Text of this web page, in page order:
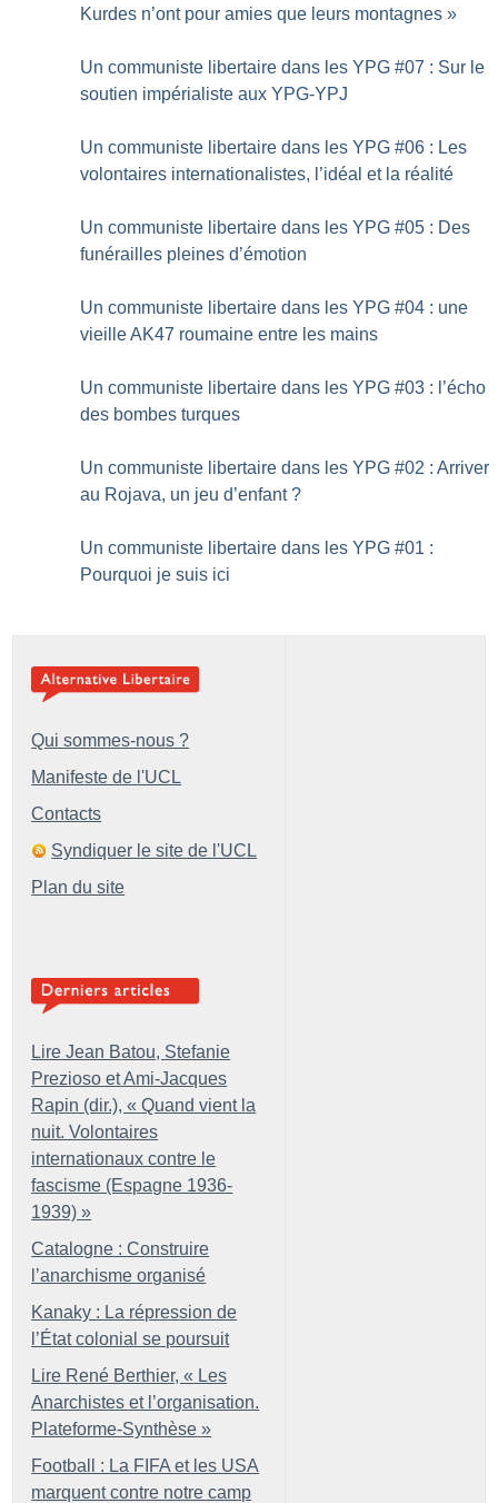
Kurdes n’ont pour amies que leurs montagnes »
Un communiste libertaire dans les YPG #07 : Sur le
soutien impérialiste aux YPG-YPJ
Un communiste libertaire dans les YPG #06 : Les
volontaires internationalistes, l’idéal et la réalité
Un communiste libertaire dans les YPG #05 : Des
funérailles pleines d’émotion
Un communiste libertaire dans les YPG #04 : une
vieille AK47 roumaine entre les mains
Un communiste libertaire dans les YPG #03 : l’écho
des bombes turques
Un communiste libertaire dans les YPG #02 : Arriver
au Rojava, un jeu d’enfant ?
Un communiste libertaire dans les YPG #01 :
Pourquoi je suis ici
Qui sommes-nous ?
Manifeste de l'UCL
Contacts
Syndiquer le site de l'UCL
Plan du site
Lire Jean Batou, Stefanie
Prezioso et Ami-Jacques
Rapin (dir.), « Quand vient la
nuit. Volontaires
internationaux contre le
fascisme (Espagne 1936-
1939) »
Catalogne : Construire
l’anarchisme organisé
Kanaky : La répression de
l’État colonial se poursuit
Lire René Berthier, « Les
Anarchistes et l’organisation.
Plateforme-Synthèse »
Football : La FIFA et les USA
marquent contre notre camp